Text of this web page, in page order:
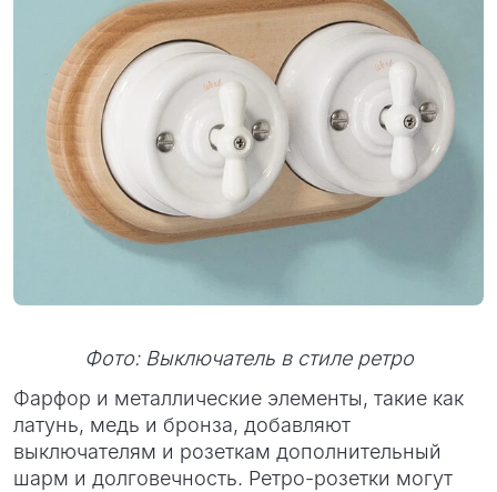
Фото: Выключатель в стиле ретро
Фарфор и металлические элементы, такие как
латунь, медь и бронза, добавляют
выключателям и розеткам дополнительный
шарм и долговечность. Ретро-розетки могут